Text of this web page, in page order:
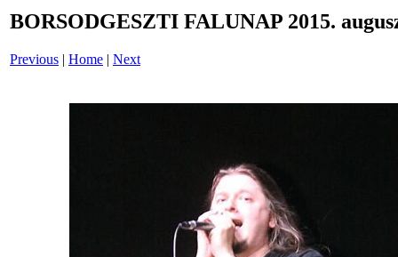
BORSODGESZTI FALUNAP 2015.
Previous | Home | Next